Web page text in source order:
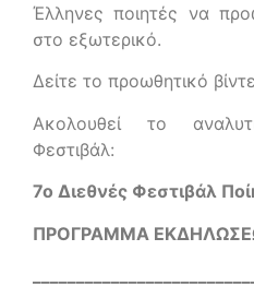
Έλληνες ποιητές να
στο εξωτερικό.
Δείτε το προωθητικό
Ακολουθεί το
Φεστιβάλ:
7ο Διεθνές Φεστιβάλ
ΠΡΟΓΡΑΜΜΑ